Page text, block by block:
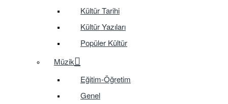
Kültür Tarihi
Kültür Yazıları
Popüler Kültür
Müzik
Eğitim-Öğretim
Genel